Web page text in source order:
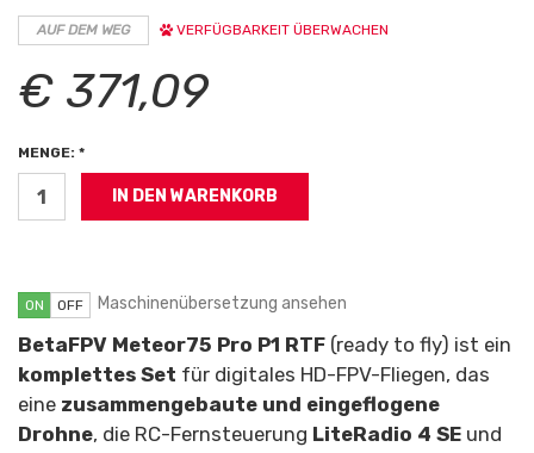
AUF DEM WEG VERFÜGBARKEIT ÜBERWACHEN
€ 371,09
MENGE: *
ON OFF Maschinenübersetzung ansehen
BetaFPV Meteor75 Pro P1 RTF (ready to fly) ist ein
komplettes Set für digitales HD-FPV-Fliegen, das
eine zusammengebaute und eingeflogene
Drohne, die RC-Fernsteuerung LiteRadio 4 SE und